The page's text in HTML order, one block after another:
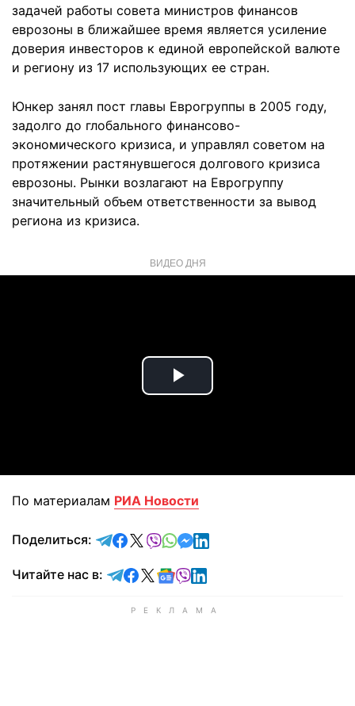
задачей работы совета министров финансов
еврозоны в ближайшее время является усиление
доверия инвесторов к единой европейской валюте
и региону из 17 использующих ее стран.
Юнкер занял пост главы Еврогруппы в 2005 году,
задолго до глобального финансово-
экономического кризиса, и управлял советом на
протяжении растянувшегося долгового кризиса
еврозоны. Рынки возлагают на Еврогруппу
значительный объем ответственности за вывод
региона из кризиса.
ВИДЕО ДНЯ
Play
По материалам РИА Новости
Поделиться: отправить в Telegram
поделиться в Facebook
поделиться в X
отправить в Viber
отправить в Whatsapp
отправить в Messenger
отправить в LinkedIn
Читайте нас в: Читайте в Telegram
Читайте в Facebook
Читайте в X
Читайте в Google news
Читайте в Viber
Читайте в LinkedIn